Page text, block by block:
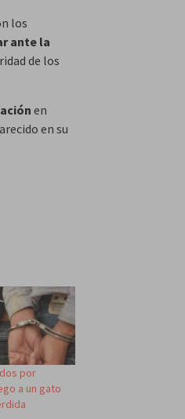
los
ante la
de los
en
en su
por
a un gato